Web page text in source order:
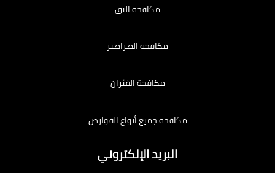
مكافحة البق
مكافحة الصراصير
مكافحة الفئران
مكافحة جميع أنواع القوارض
البريد الإلكتروني